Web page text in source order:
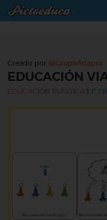
Creado por @GrupoAdapta
EDUCACIÓN
EDUCACIÓN PLÁSTICA 1º